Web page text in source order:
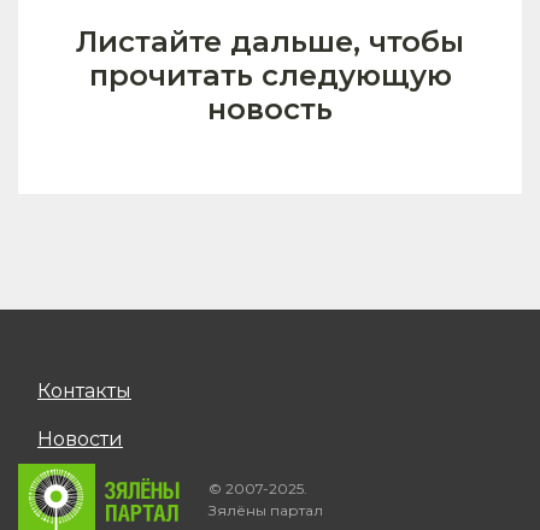
Листайте дальше, чтобы
прочитать следующую
новость
Контакты
Новости
© 2007-2025.
Зялёны партал